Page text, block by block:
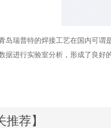
岛瑞普特的焊接工艺在国内可谓
据进行实验室分析，形成了良好
推荐】